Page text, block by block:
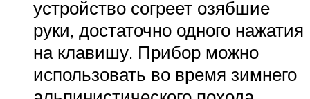
устройство согреет озябшие
руки, достаточно одного нажатия
на клавишу. Прибор можно
использовать во время зимнего